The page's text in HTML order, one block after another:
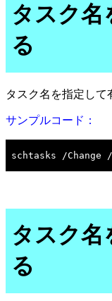
タスク名
る
タスク名を指定して
サンプルコード：
タスク名
る